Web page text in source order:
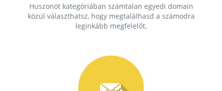
Huszonöt kategóriában számtalan egyedi domain
közül választhatsz, hogy megtalálhasd a számodra
leginkább megfelelőt.